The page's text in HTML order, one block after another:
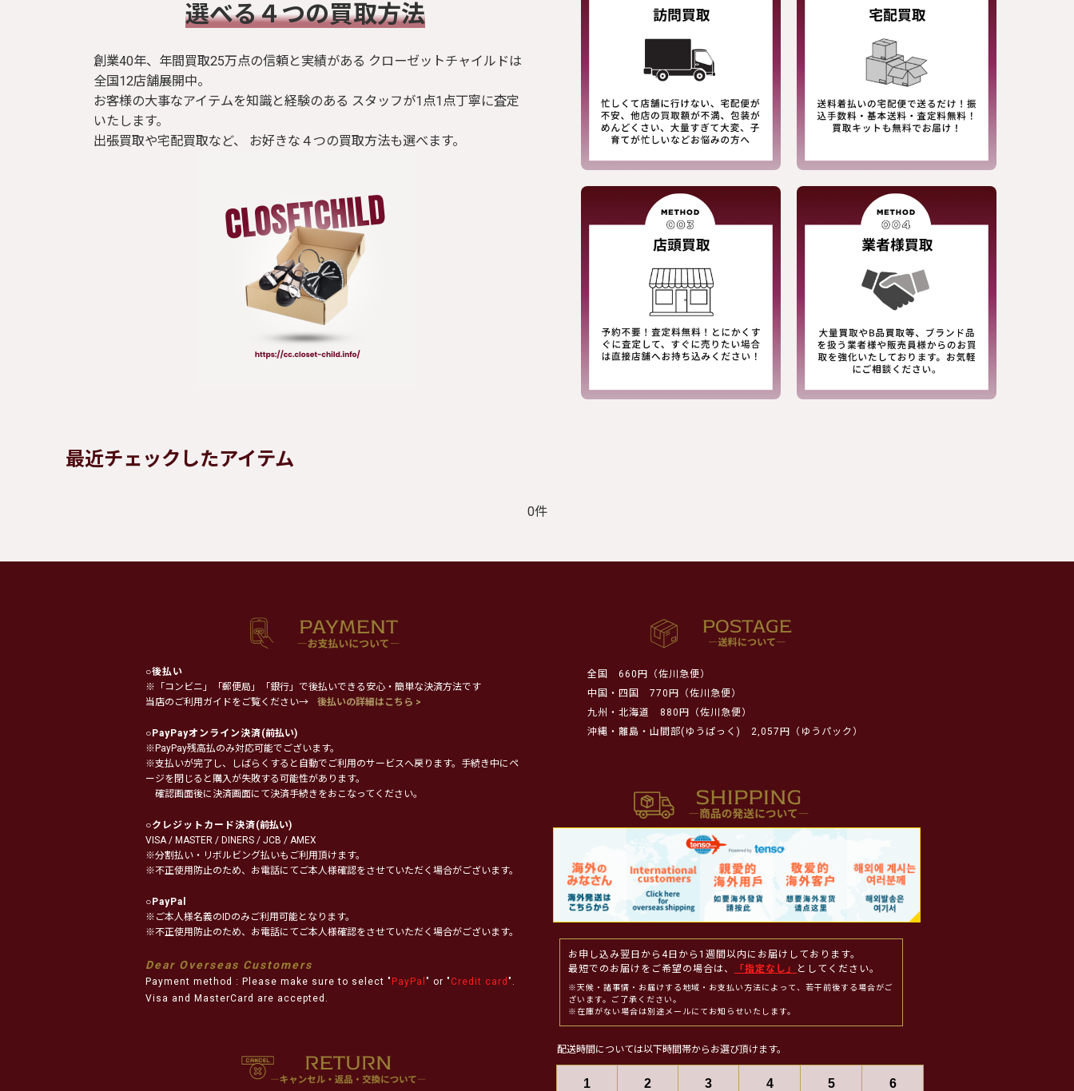
トップス
Tシャツ
パンツ
​選べる４つの買取方法
創業40年、年間買取25万点の信頼と実績がある クローゼットチャイルドは
全国12店舗展開中。
お客様の大事なアイテムを知識と経験のある スタッフが1点1点丁寧に査定
いたします。
出張買取や宅配買取など、 お好きな４つの買取方法も選べます。
最近チェックしたアイテム
0件
○後払い
※「コンビニ」「郵便局」「銀行」で後払いできる安心・簡単な決済方法です
当店のご利用ガイドをご覧ください→
後払いの詳細はこちら >
○ PayPayオンライン決済(前払い)
※PayPay残高払のみ対応可能でございます。
※支払いが完了し、しばらくすると自動でご利用のサービスへ戻ります。手続き中にペ
ージを閉じると購入が失敗する可能性があります。
確認画面後に決済画面にて決済手続きをおこなってください。
○クレジットカード決済(前払い)
VISA / MASTER / DINERS / JCB / AMEX
※分割払い・リボルビング払いもご利用頂けます。
※不正使用防止のため、お電話にてご本人様確認をさせていただく場合がございます。
○ PayPal
※ご本人様名義のIDのみご利用可能となります。
※不正使用防止のため、お電話にてご本人様確認をさせていただく場合がございます。
Dear Overseas Customers
Payment method : Please make sure to select " PayPal " or " Credit card ".
Visa and MasterCard are accepted.
全国
660円（佐川急便）
中国・四国
770円（佐川急便）
九州・北海道
880円（佐川急便）
沖縄・離島・山間部(ゆうぱっく)
2,057円（ゆうパック）
お申し込み翌日から4日から1週間以内にお届けしております。
最短でのお届けをご希望の場合は、
「指定なし」 としてください。
※天候・諸事情・お届けする地域・お支払い方法によって、若干前後する場合がご
ざいます。ご了承ください。
※在庫がない場合は別途メールにてお知らせいたします。
配送時間については以下時間帯からお選び頂けます。
1 2 3 4 5 6